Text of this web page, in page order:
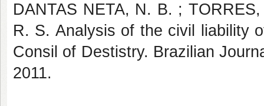
DANTAS NETA, N. B. ;
R. S. Analysis of the civil liability
Consil of Destistry. Brazilian
2011.